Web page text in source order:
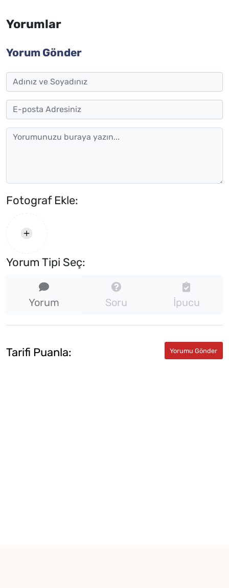
Yorumlar
Yorum Gönder
Fotograf Ekle:
Yorum Tipi Seç:
Yorum Soru İpucu
Tarifi Puanla: